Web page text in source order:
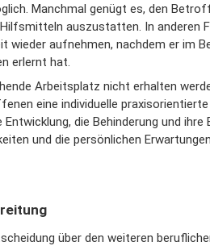
Manchmal genügt es, den
auszustatten. In anderen
wieder aufnehmen, nachdem er im
erlernt hat.
Arbeitsplatz nicht erhalten
eine individuelle
Entwicklung, die Behinderung und
und die persönlichen
über den weiteren